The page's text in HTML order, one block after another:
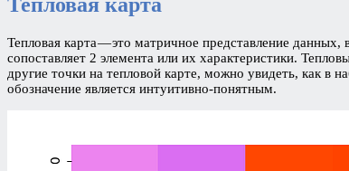
Тепловая карта — это матричное представление
сопоставляет 2 элемента или их характеристики.
другие точки на тепловой карте, можно увидеть, как в
обозначение является интуитивно-понятным.